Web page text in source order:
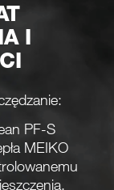
I
PF-S
MEIKO